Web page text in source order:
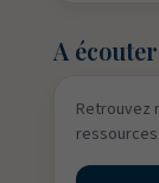
A écouter
Retrouvez